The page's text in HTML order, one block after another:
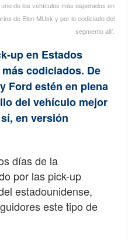
de los vehículos más esperados en
de Elon MUsk y por lo codiciado del
segmento allí.
up en Estados
codiciados. De
Ford estén en plena
del vehículo mejor
en versión
días de la
por las pick-up
estadounidense,
este tipo de